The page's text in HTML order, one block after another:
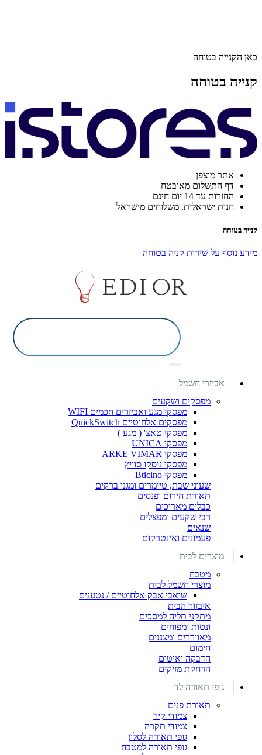
כאן הקנייה בטוחה
קנייה בטוחה
אתר מוצפן
דף התשלום מאובטח
החזרות עד 14 יום חינם
חנות ישראלית. משלוחים מישראל
קנייה בטוחה
מידע נוסף על שירות קניה בטוחה
אביזרי חשמל
מפסקים ושקעים
מפסקי מגע ואביזרים חכמים WIFI
מפסקים אלחוטיים QuickSwitch
מפסקי טאצ' ( מגע )
מפסקי UNICA
מפסקי ARKE VIMAR
מפסקי ניסקו סוויץ
מפסקי Bticino
שעוני שבת, טיימרים ומגני ברקים
תאורת חירום ופנסים
כבלים מאריכים
רבי שקעים ומפצלים
שנאים
פעמונים ואינטרקום
מוצרים לבית
מטבח
מוצרי חשמל לבית
שואבי אבק אלחוטיים / נטענים
איבזור הבית
מתקני תליה למסכים
ונטות ומפוחים
מאווררים ומצננים
חימום
הדבקה ואיטום
הרחקת מזיקים
גופי תאורה לד
תאורת פנים
צמודי קיר
צמודי תקרה
גופי תאורה לסלון
גופי תאורה למטבח